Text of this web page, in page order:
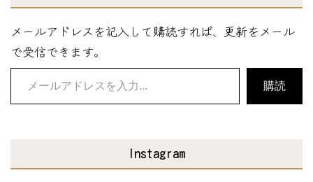
メールアドレスを記入して購読すれば、更新をメール
で受信できます。
購読
Instagram